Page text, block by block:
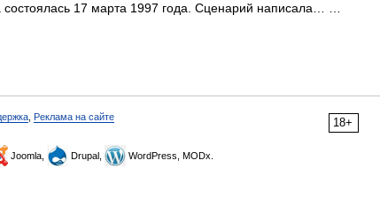
состоялась 17 марта 1997 года. Сценарий написала… …
18+
Реклама на сайте
Joomla, Drupal, WordPress, MODx.